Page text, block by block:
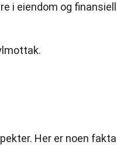
i eiendom og
Her er noen fakta